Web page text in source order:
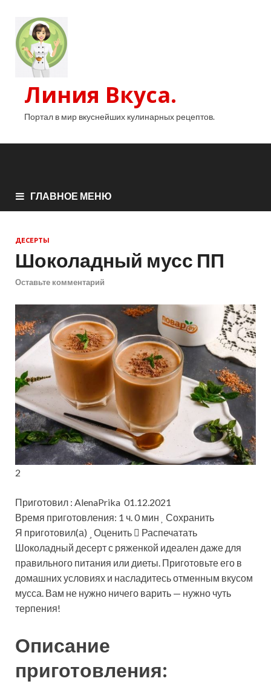
Линия Вкуса.
Портал в мир вкуснейших кулинарных рецептов.
ГЛАВНОЕ МЕНЮ
ДЕСЕРТЫ
Шоколадный мусс ПП
Оставьте комментарий
2
Приготовил : AlenaPrika 01.12.2021
Время приготовления: 1 ч. 0 мин
Сохранить
Я приготовил(а)
Оценить
Распечатать
Шоколадный десерт с ряженкой идеален даже для
правильного питания или диеты. Приготовьте его в
домашних условиях и насладитесь отменным вкусом
мусса. Вам не нужно ничего варить — нужно чуть
терпения!
Описание
приготовления: